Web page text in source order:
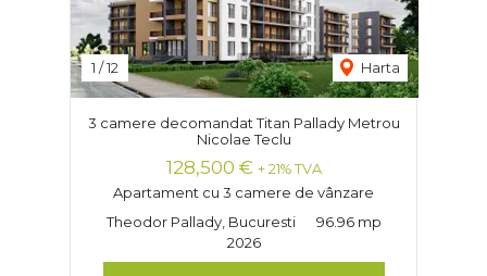
1 /12 Harta
3 camere decomandat Titan Pallady Metrou
Nicolae Teclu
128,500 € + 21% TVA
Apartament cu 3 camere de vânzare
Theodor Pallady, Bucuresti
96.96 mp
2026